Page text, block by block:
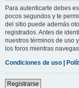
Para autenticarte debes
pocos segundos y te
del sitio puede además
registrados. Antes de
nuestros términos de uso
los foros mientras
Condiciones de uso |
Registrarse